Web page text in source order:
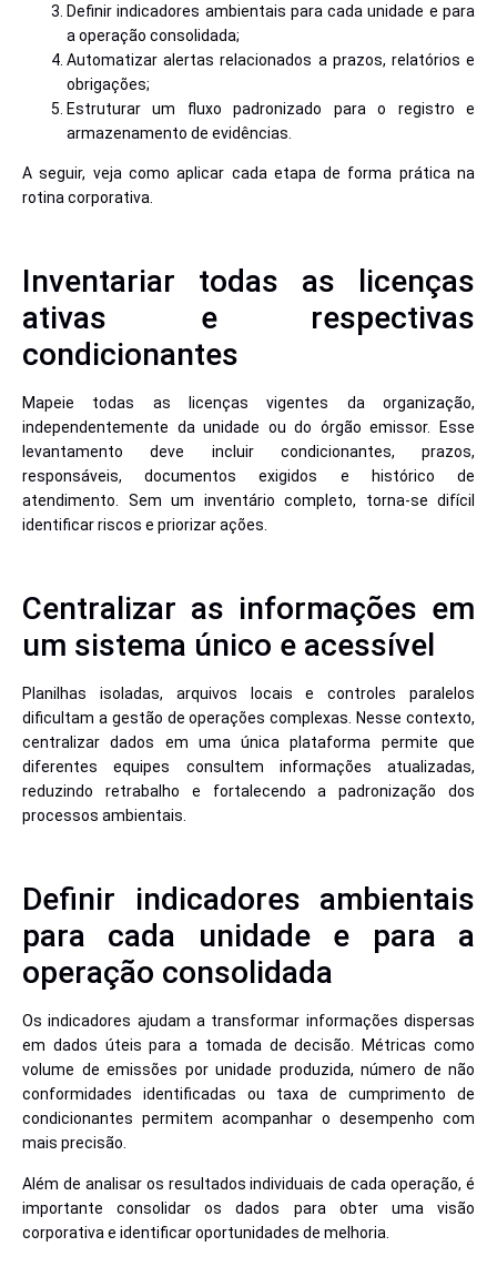
Definir indicadores ambientais para cada unidade e para
a operação consolidada;
Automatizar alertas relacionados a prazos, relatórios e
obrigações;
Estruturar um fluxo padronizado para o registro e
armazenamento de evidências.
A seguir, veja como aplicar cada etapa de forma prática na
rotina corporativa.
Inventariar todas as licenças
ativas e respectivas
condicionantes
Mapeie todas as licenças vigentes da organização,
independentemente da unidade ou do órgão emissor. Esse
levantamento deve incluir condicionantes, prazos,
responsáveis, documentos exigidos e histórico de
atendimento. Sem um inventário completo, torna-se difícil
identificar riscos e priorizar ações.
Centralizar as informações em
um sistema único e acessível
Planilhas isoladas, arquivos locais e controles paralelos
dificultam a gestão de operações complexas. Nesse contexto,
centralizar dados em uma única plataforma permite que
diferentes equipes consultem informações atualizadas,
reduzindo retrabalho e fortalecendo a padronização dos
processos ambientais.
Definir indicadores ambientais
para cada unidade e para a
operação consolidada
Os indicadores ajudam a transformar informações dispersas
em dados úteis para a tomada de decisão. Métricas como
volume de emissões por unidade produzida, número de não
conformidades identificadas ou taxa de cumprimento de
condicionantes permitem acompanhar o desempenho com
mais precisão.
Além de analisar os resultados individuais de cada operação, é
importante consolidar os dados para obter uma visão
corporativa e identificar oportunidades de melhoria.